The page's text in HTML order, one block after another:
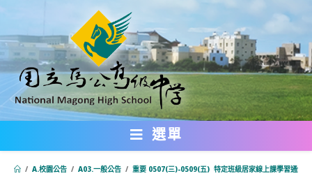
轉
主
要
內
選單
/ A.校園公告 / A03.一般公告 / 重要 0507(三)-0509(五) 特定班級居家線上課學習通知